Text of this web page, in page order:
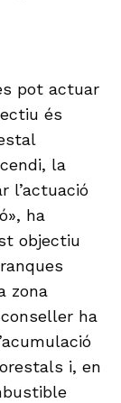
pot actuar
és
la
l’actuació
ha
objectiu
zona
ha
i, en